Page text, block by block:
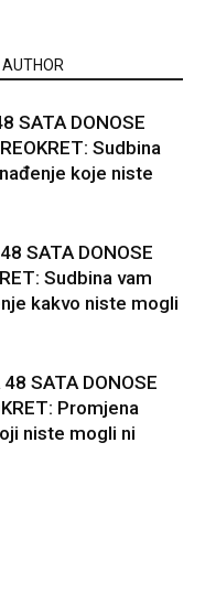
SATA DONOSE
Sudbina
koje niste
SATA DONOSE
Sudbina vam
kakvo niste mogli
SATA DONOSE
Promjena
niste mogli ni